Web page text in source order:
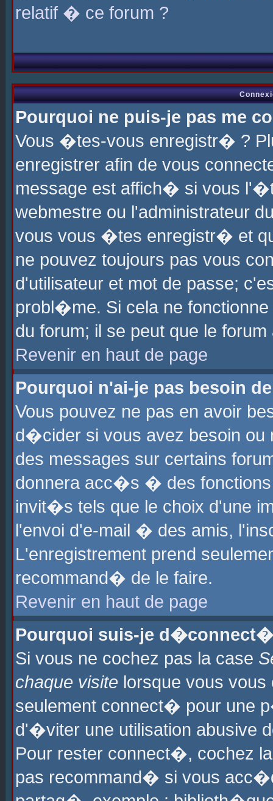
relatif � ce forum ?
Pourquoi ne puis-je pas me
Vous �tes-vous enregistr� ?
enregistrer afin de vous
message est affich� si vous
webmestre ou l'administrateur
vous vous �tes enregistr� et
ne pouvez toujours pas vous
d'utilisateur et mot de passe;
probl�me. Si cela ne
du forum; il se peut que le
Revenir en haut de page
Pourquoi n'ai-je pas besoin
Vous pouvez ne pas en avoir
d�cider si vous avez besoin ou
des messages sur certains
donnera acc�s � des fonctions
invit�s tels que le choix d'une
l'envoi d'e-mail � des amis,
L'enregistrement prend
recommand� de le faire.
Revenir en haut de page
Pourquoi suis-je
Si vous ne cochez pas la case
chaque visite lorsque vous
seulement connect� pour une
d'�viter une utilisation abusive
Pour rester connect�, cochez
pas recommand� si vous